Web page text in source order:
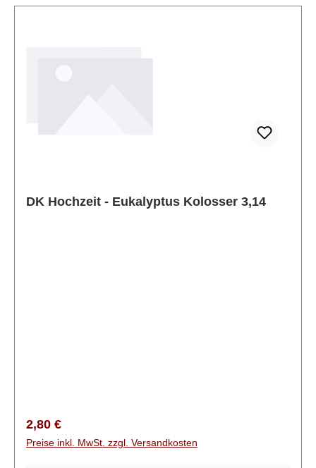
DK Hochzeit - Eukalyptus Kolosser 3,14
Regulärer Preis:
2,80 €
Preise inkl. MwSt. zzgl. Versandkosten